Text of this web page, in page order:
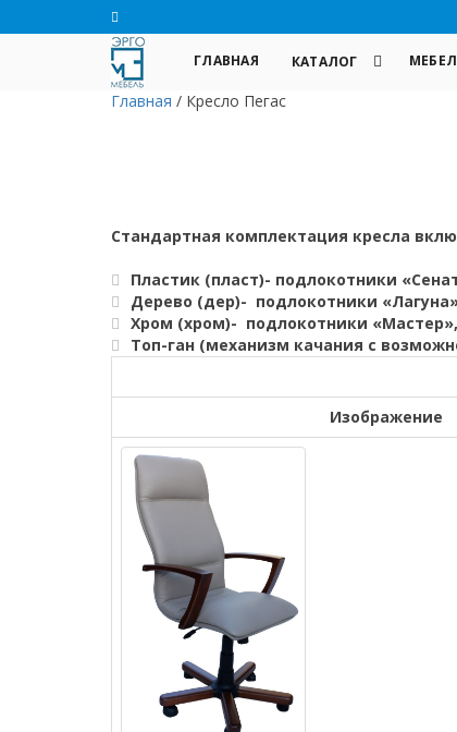
ГЛАВНАЯ КАТАЛОГ
Главная / Кресло Пегас
Стандартная комплектация кресла
Пластик (пласт)- подлокотники
Дерево (дер)- подлокотники
Хром (хром)- подлокотники
Топ-ган (механизм качания с
Изображение